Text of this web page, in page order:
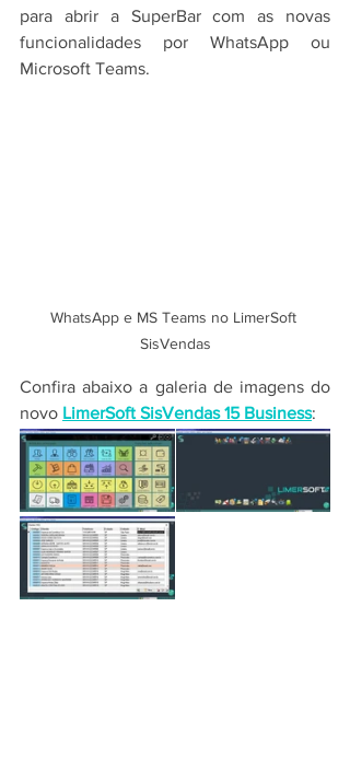
para abrir a SuperBar com as novas
funcionalidades por WhatsApp ou
Microsoft Teams.
WhatsApp e MS Teams no LimerSoft
SisVendas
Confira abaixo a galeria de imagens do
novo LimerSoft SisVendas 15 Business: